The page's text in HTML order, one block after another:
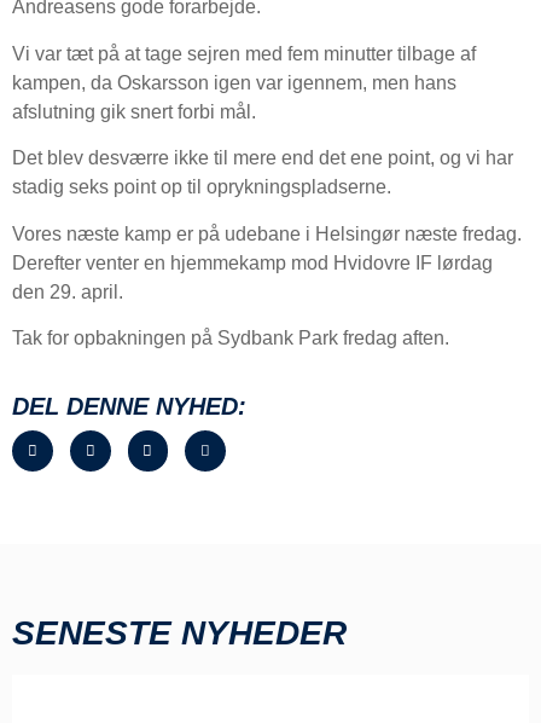
Andreasens gode forarbejde.
Vi var tæt på at tage sejren med fem minutter tilbage af
kampen, da Oskarsson igen var igennem, men hans
afslutning gik snert forbi mål.
Det blev desværre ikke til mere end det ene point, og vi har
stadig seks point op til oprykningspladserne.
Vores næste kamp er på udebane i Helsingør næste fredag.
Derefter venter en hjemmekamp mod Hvidovre IF lørdag
den 29. april.
Tak for opbakningen på Sydbank Park fredag aften.
DEL DENNE NYHED:
SENESTE NYHEDER